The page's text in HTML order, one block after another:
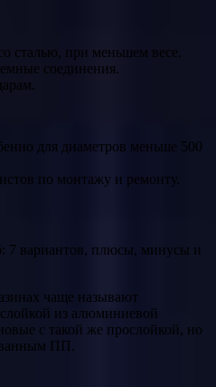
сталью, при меньшем весе.
соединения.
для диаметров меньше 500
по монтажу и ремонту.
чаще называют
из алюминиевой
с такой же прослойкой, но
ПП.